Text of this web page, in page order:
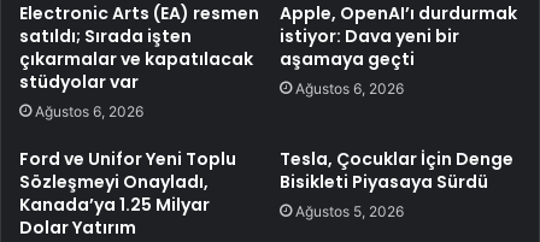
Electronic Arts (EA) resmen
satıldı; Sırada işten
çıkarmalar ve kapatılacak
stüdyolar var
Ağustos 6, 2026
Apple, OpenAI’ı durdurmak
istiyor: Dava yeni bir
aşamaya geçti
Ağustos 6, 2026
Ford ve Unifor Yeni Toplu
Sözleşmeyi Onayladı,
Kanada’ya 1.25 Milyar
Dolar Yatırım
Tesla, Çocuklar İçin Denge
Bisikleti Piyasaya Sürdü
Ağustos 5, 2026